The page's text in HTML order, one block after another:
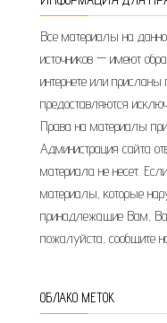
Все материалы на
источников — имеют
интернете или
предоставляются
Права на материалы
Администрация сайта
материала не несет.
материалы, которые
принадлежащие Вам,
пожалуйста, сообщите
ОБЛАКО МЕТОК